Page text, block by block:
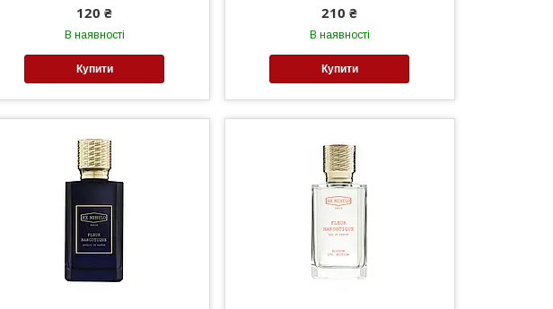
120 ₴
В наявності
Купити
210 ₴
В наявності
Купити